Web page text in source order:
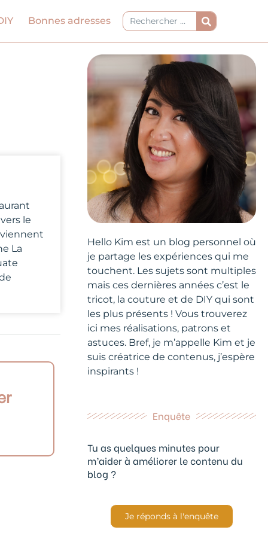
Bonnes adresses Rechercher
le
La
Hello Kim est un blog personnel où
je partage les expériences qui me
touchent. Les sujets sont multiples
mais ces dernières années c’est le
tricot, la couture et de DIY qui sont
les plus présents ! Vous trouverez
ici mes réalisations, patrons et
astuces. Bref, je m’appelle Kim et je
suis créatrice de contenus, j’espère
inspirants !
Enquête
Tu as quelques minutes pour
m’aider à améliorer le contenu du
blog ?
Je réponds à l'enquête